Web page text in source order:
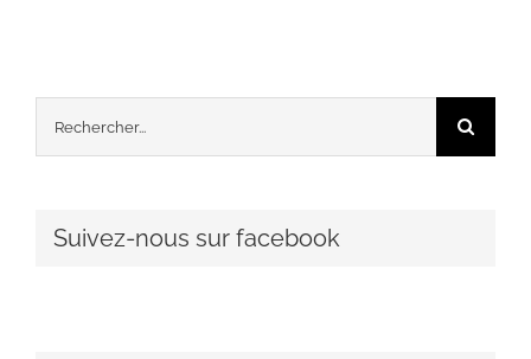
Rechercher:
Suivez-nous sur facebook